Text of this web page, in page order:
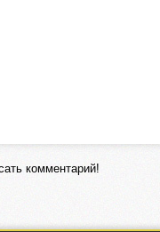
комментарий!